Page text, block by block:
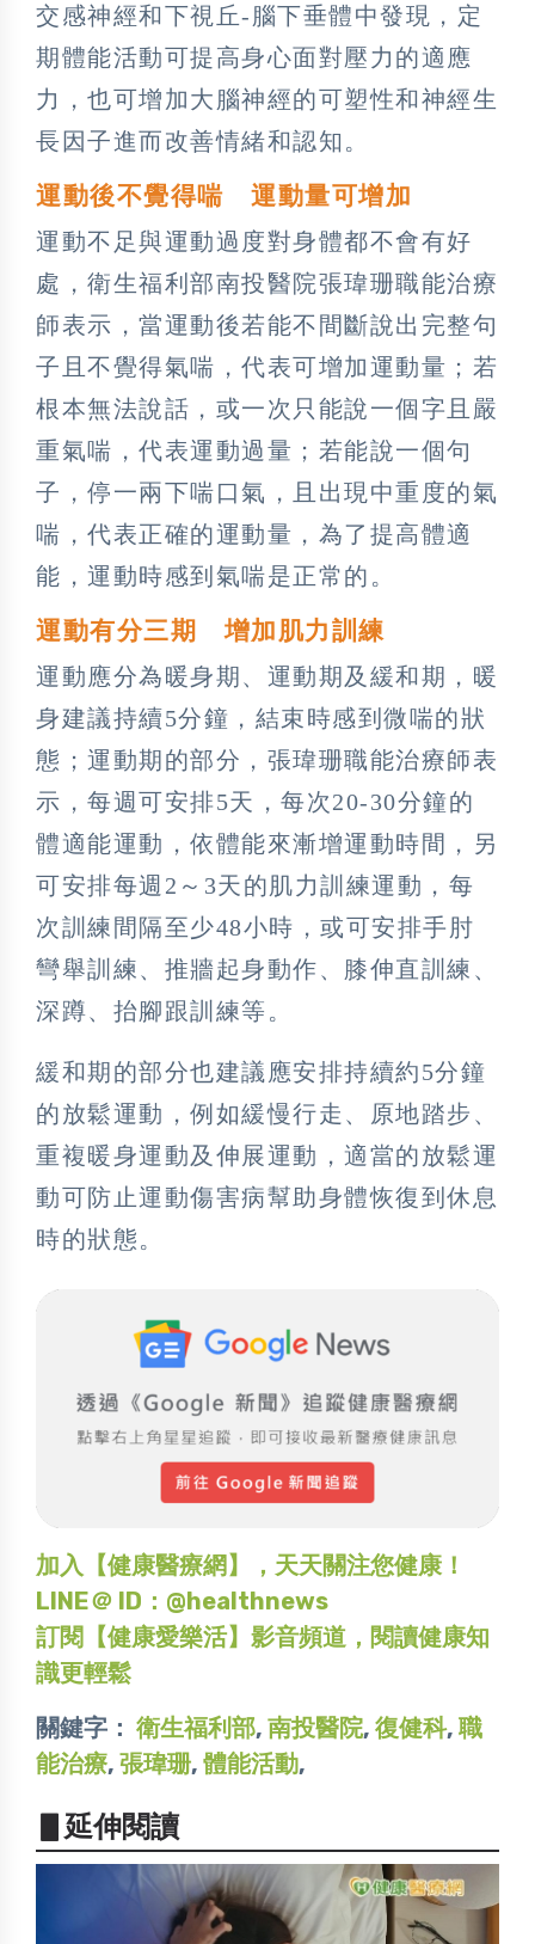
交感神經和下視丘-腦下垂體中發現，定
期體能活動可提高身心面對壓力的適應
力，也可增加大腦神經的可塑性和神經生
長因子進而改善情緒和認知。
運動後不覺得喘 運動量可增加
運動不足與運動過度對身體都不會有好
處，衛生福利部南投醫院張瑋珊職能治療
師表示，當運動後若能不間斷說出完整句
子且不覺得氣喘，代表可增加運動量；若
根本無法說話，或一次只能說一個字且嚴
重氣喘，代表運動過量；若能說一個句
子，停一兩下喘口氣，且出現中重度的氣
喘，代表正確的運動量，為了提高體適
能，運動時感到氣喘是正常的。
運動有分三期 增加肌力訓練
運動應分為暖身期、運動期及緩和期，暖
身建議持續5分鐘，結束時感到微喘的狀
態；運動期的部分，張瑋珊職能治療師表
示，每週可安排5天，每次20-30分鐘的
體適能運動，依體能來漸增運動時間，另
可安排每週2～3天的肌力訓練運動，每
次訓練間隔至少48小時，或可安排手肘
彎舉訓練、推牆起身動作、膝伸直訓練、
深蹲、抬腳跟訓練等。
緩和期的部分也建議應安排持續約5分鐘
的放鬆運動，例如緩慢行走、原地踏步、
重複暖身運動及伸展運動，適當的放鬆運
動可防止運動傷害病幫助身體恢復到休息
時的狀態。
加入【健康醫療網】，天天關注您健康！
LINE＠ ID：@healthnews
訂閱【健康愛樂活】影音頻道，閱讀健康知
識更輕鬆
關鍵字： 衛生福利部, 南投醫院, 復健科, 職
能治療, 張瑋珊, 體能活動,
▋延伸閱讀